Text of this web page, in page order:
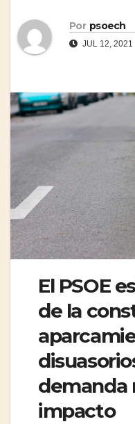
Por psoech
JUL 12, 2021
El PSOE
de la
demanda
impacto